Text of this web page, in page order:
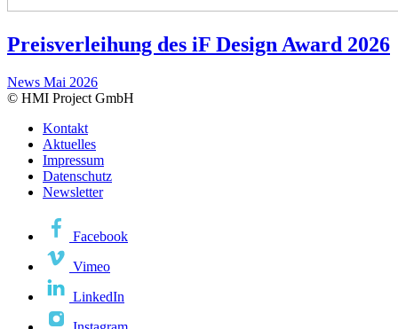
Preisverleihung des iF Design Award 2026
News Mai 2026
© HMI Project GmbH
Kontakt
Aktuelles
Impressum
Datenschutz
Newsletter
Facebook
Vimeo
LinkedIn